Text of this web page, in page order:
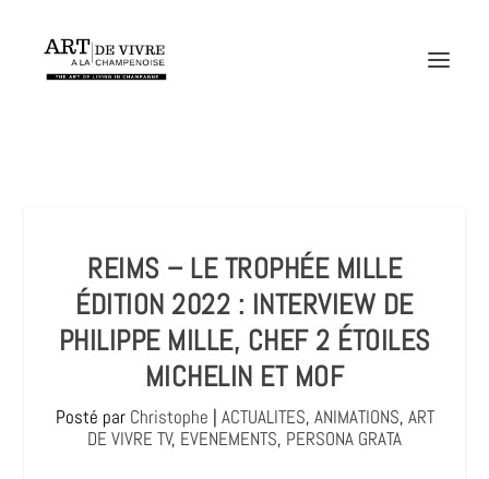
REIMS – LE TROPHÉE MILLE
ÉDITION 2022 : INTERVIEW DE
PHILIPPE MILLE, CHEF 2 ÉTOILES
MICHELIN ET MOF
Posté par Christophe | ACTUALITES, ANIMATIONS, ART
DE VIVRE TV, EVENEMENTS, PERSONA GRATA